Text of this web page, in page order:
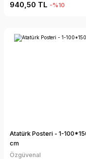
940,50 TL -%10
Atatürk Posteri - 1-
cm
Özgüvenal